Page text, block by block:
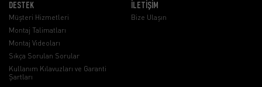
DESTEK
Müşteri Hizmetleri
Montaj Talimatları
Montaj Videoları
Sıkça Sorulan Sorular
Kullanım Kılavuzları ve Garanti
Şartları
İLETİŞİM
Bize Ulaşın